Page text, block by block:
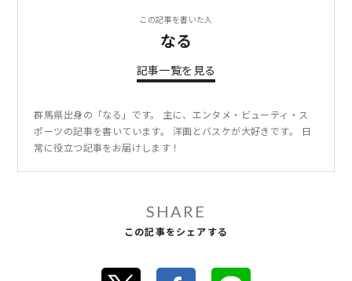
この記事を書いた人
なる
記事一覧を見る
群馬県出身の「なる」です。 主に、エンタメ・ビューティ・ス
ポーツの記事を書いています。 洋画とバスケが大好きです。 日
常に役立つ記事をお届けします！
SHARE
この記事をシェアする